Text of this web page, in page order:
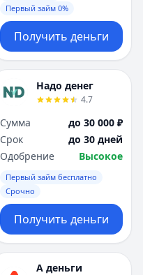
Первый займ 0%
Получить деньги
Надо денег
4.7
Сумма
до 30 000 ₽
Срок
до 30 дней
Одобрение
Высокое
Первый займ бесплатно
Срочно
Получить деньги
А деньги